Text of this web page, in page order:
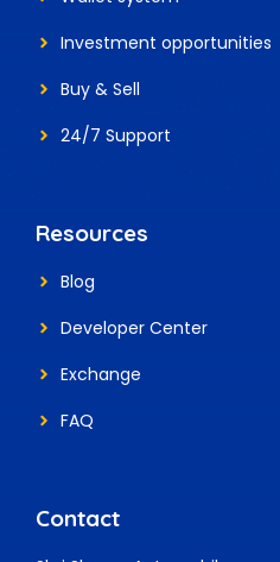
Investment opportunities
Buy & Sell
24/7 Support
Resources
Blog
Developer Center
Exchange
FAQ
Contact